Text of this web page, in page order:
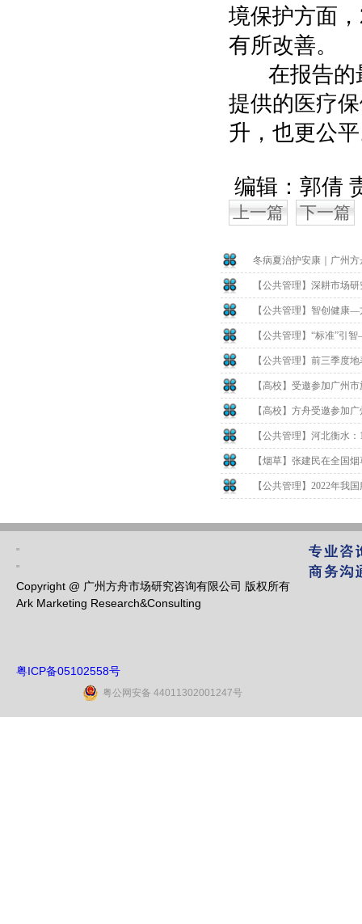
境保护方面
有所改善。
在报告的
提供的医疗
升，也更公
编辑：郭倩
上一篇 下一篇
冬病夏治护安康｜广州
【公共管理】深耕市场
【公共管理】智创健康
【公共管理】“标准”引
【公共管理】前三季度
【高校】受邀参加广州
【高校】方舟受邀参加
【公共管理】河北衡水
【烟草】张建民在全国
【公共管理】2022年我
"
"
Copyright @ 广州方舟市场研究咨询有限公司 版权所有
Ark Marketing Research&Consulting
粤ICP备05102558号
粤公网安备 44011302001247号